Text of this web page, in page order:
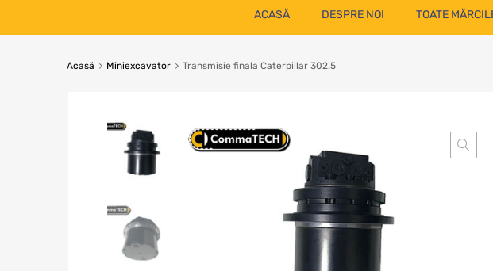
ACASĂ DESPRE NOI TOATE
Acasă Miniexcavator Transmisie finala Caterpillar 302.5